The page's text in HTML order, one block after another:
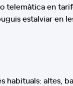
telemàtica en
estalviar en
habituals: altes,